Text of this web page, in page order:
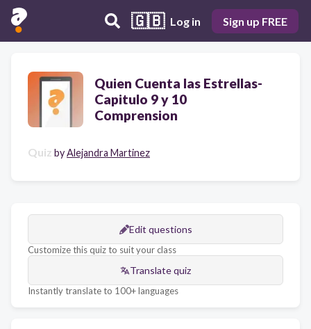
🇬🇧 Log in Sign up FREE
Quien Cuenta las Estrellas-
Capitulo 9 y 10
Comprension
Quiz byAlejandra Martinez
Edit questions
Customize this quiz to suit your class
Translate quiz
Instantly translate to 100+ languages